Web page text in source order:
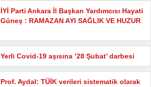
İYİ Parti Ankara İl Başkan Yardımcısı Hayati
Güneş : RAMAZAN AYI SAĞLIK VE HUZUR
Yerli Covid-19 aşısına ’28 Şubat’ darbesi
Prof. Aydal: TÜİK verileri sistematik olarak